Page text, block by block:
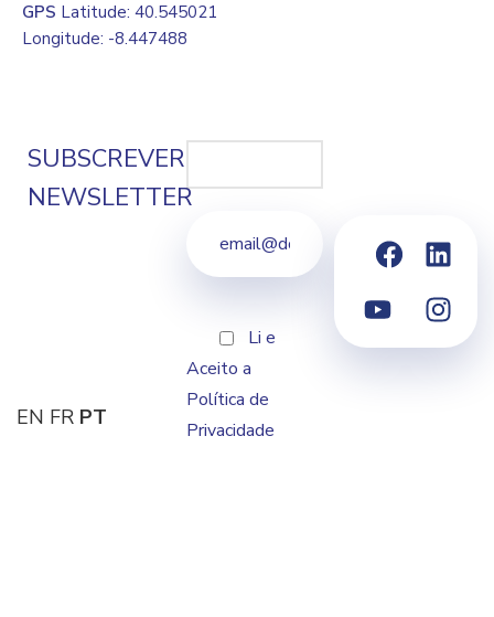
GPS Latitude: 40.545021
Longitude: -8.447488
SUBSCREVER
NEWSLETTER
Li e
Aceito a
Política de
Privacidade
EN FR PT